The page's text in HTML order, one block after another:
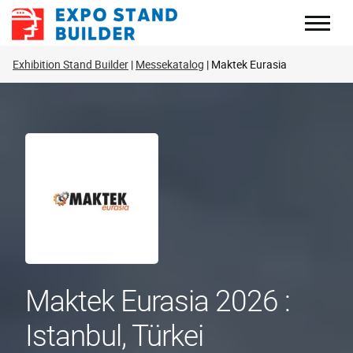
Zum
Inhalt
Exhibition Stand Builder Messekatalog Maktek Eurasia
Maktek Eurasia 2026 :
Istanbul, Türkei